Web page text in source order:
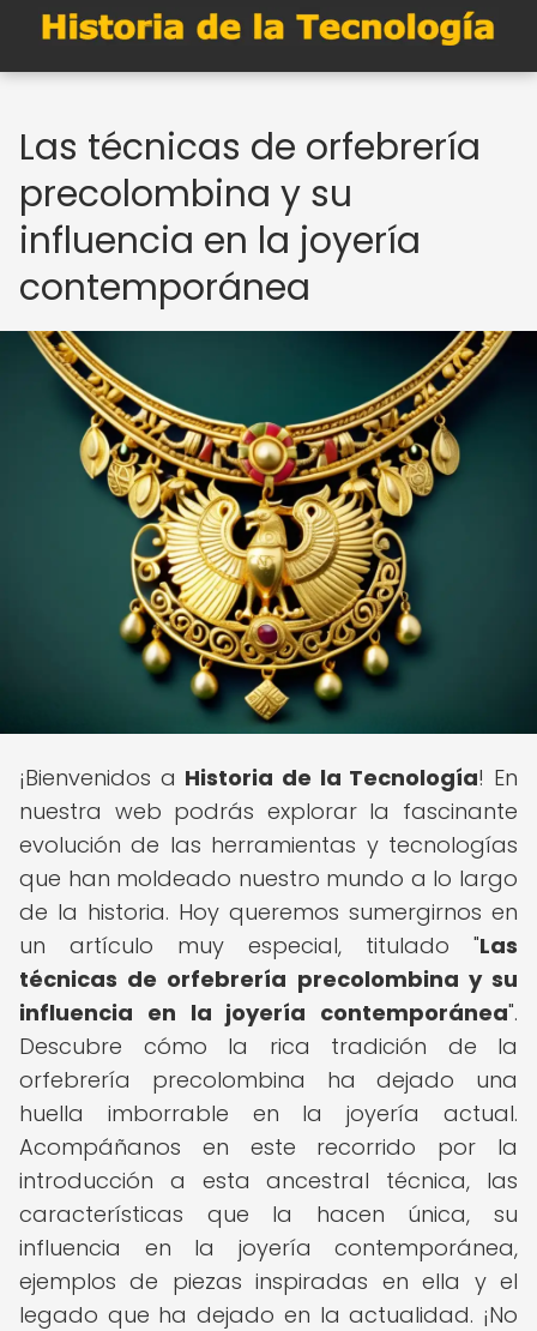
Las técnicas de orfebrería
precolombina y su
influencia en la joyería
contemporánea
¡Bienvenidos a Historia de la Tecnología! En
nuestra web podrás explorar la fascinante
evolución de las herramientas y tecnologías
que han moldeado nuestro mundo a lo largo
de la historia. Hoy queremos sumergirnos en
un artículo muy especial, titulado "Las
técnicas de orfebrería precolombina y su
influencia en la joyería contemporánea".
Descubre cómo la rica tradición de la
orfebrería precolombina ha dejado una
huella imborrable en la joyería actual.
Acompáñanos en este recorrido por la
introducción a esta ancestral técnica, las
características que la hacen única, su
influencia en la joyería contemporánea,
ejemplos de piezas inspiradas en ella y el
legado que ha dejado en la actualidad. ¡No